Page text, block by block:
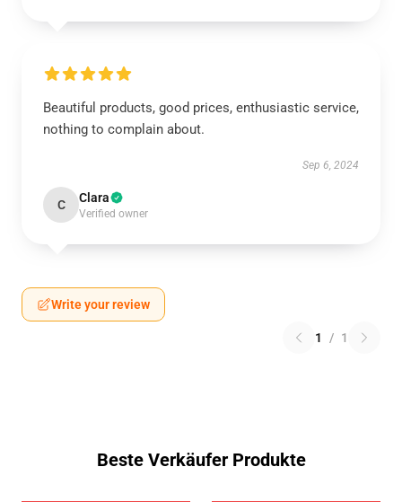
Beautiful products, good prices, enthusiastic service,
nothing to complain about.
Sep 6, 2024
C Clara
Verified owner
Write your review
1 / 1
Beste Verkäufer Produkte